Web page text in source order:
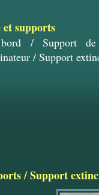
supports
/ Support
/ Support
/Support